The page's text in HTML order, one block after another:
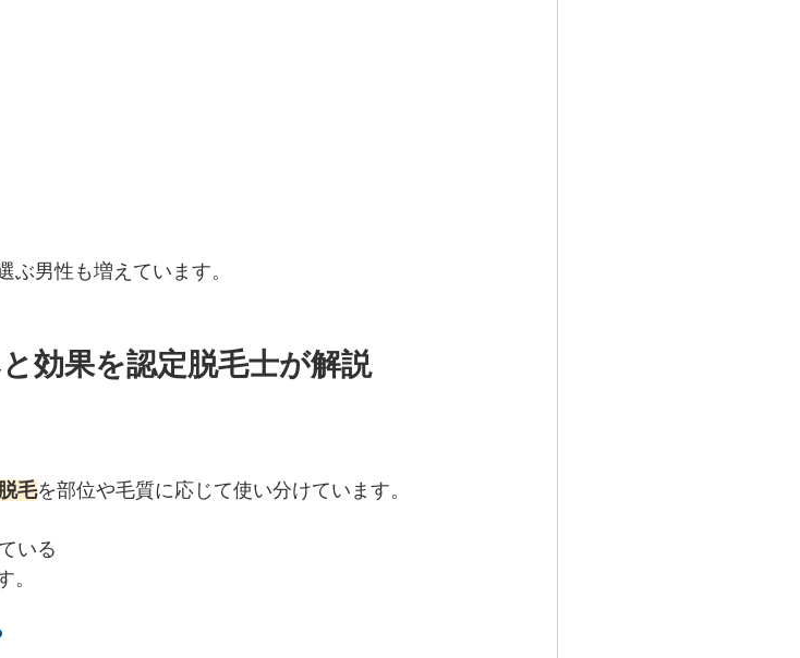
ぶ男性も増えています。
効果を認定脱毛士が解説
毛を部位や毛質に応じて使い分けています。
いる
。